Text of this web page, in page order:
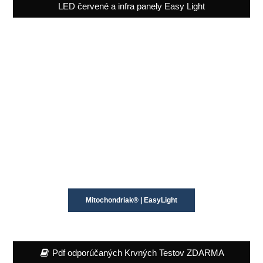
LED červené a infra panely Easy Light
Mitochondriak® | EasyLight
Pdf odporúčaných Krvných Testov ZDARMA